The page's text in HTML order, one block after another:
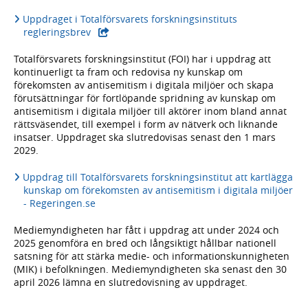
Uppdraget i Totalförsvarets forskningsinstituts
regleringsbrev- extern webbplats,
Totalförsvarets forskningsinstitut (FOI) har i uppdrag att
kontinuerligt ta fram och redovisa ny kunskap om
förekomsten av antisemitism i digitala miljöer och skapa
förutsättningar för fortlöpande spridning av kunskap om
antisemitism i digitala miljöer till aktörer inom bland annat
rättsväsendet, till exempel i form av nätverk och liknande
insatser. Uppdraget ska slutredovisas senast den 1 mars
2029.
Uppdrag till Totalförsvarets forskningsinstitut att kartlägga
kunskap om förekomsten av antisemitism i digitala miljöer
- Regeringen.se
Mediemyndigheten har fått i uppdrag att under 2024 och
2025 genomföra en bred och långsiktigt hållbar nationell
satsning för att stärka medie- och informationskunnigheten
(MIK) i befolkningen. Mediemyndigheten ska senast den 30
april 2026 lämna en slutredovisning av uppdraget.